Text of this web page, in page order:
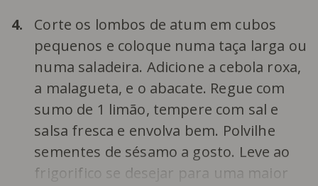
4.
Corte os lombos de atum em cubos
pequenos e coloque numa taça larga ou
numa saladeira. Adicione a cebola roxa,
a malagueta, e o abacate. Regue com
sumo de 1 limão, tempere com sal e
salsa fresca e envolva bem. Polvilhe
sementes de sésamo a gosto. Leve ao
frigorifico se desejar para uma maior